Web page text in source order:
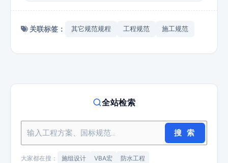
关联标签： 其它规范规程 工程规范 施工规范
全站检索
搜 索
大家都在搜： 施组设计 VBA宏 防水工程